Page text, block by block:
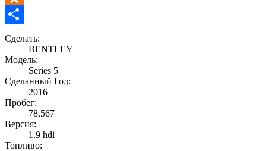
Odnoklassniki
Отправить
Сделать:
BENTLEY
Модель:
Series 5
Сделанный Год:
2016
Пробег:
78,567
Версия:
1.9 hdi
Топливо: